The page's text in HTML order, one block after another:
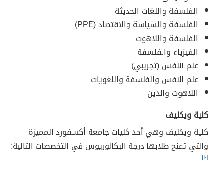
الفلسفة واللغات الحديثة
الفلسفة والسياسة والاقتصاد (PPE)
الفلسفة واللاهوت
الفيزياء والفلسفة
علم النفس (تجريبي)
علم النفس والفلسفة واللغويات
اللاهوت والدين
كلية ويكليف
كلية ويكليف وهي أحد كليات جامعة أكسفورد المميزة
والتي تمنح طلابها درجة البكالوريوس في التخصصات التالية:
[١٠]